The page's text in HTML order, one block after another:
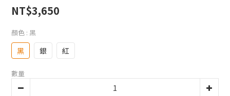
NT$3,650
顏色 : 黑
黑 銀 紅
數量